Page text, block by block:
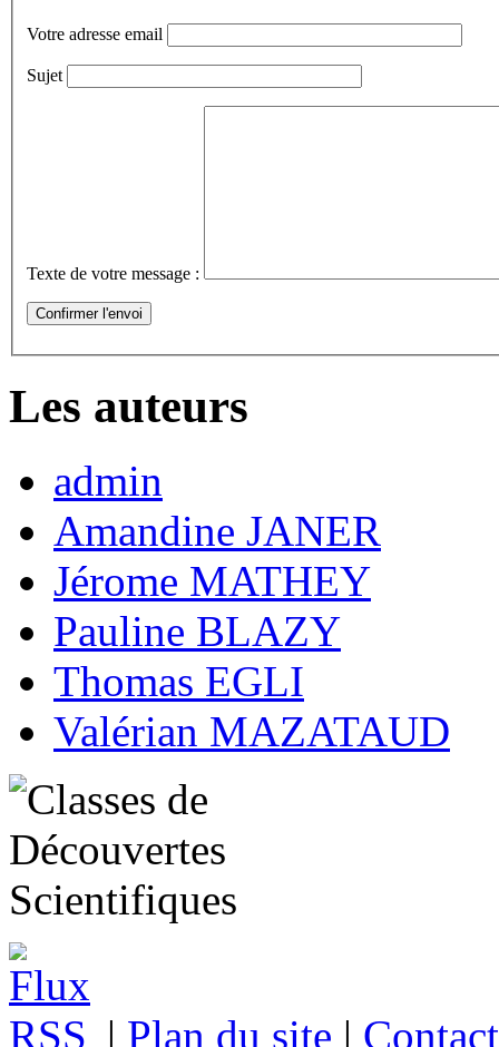
Votre adresse email
Sujet
Texte de votre message :
Les auteurs
admin
Amandine JANER
Jérome MATHEY
Pauline BLAZY
Thomas EGLI
Valérian MAZATAUD
| Plan du site |